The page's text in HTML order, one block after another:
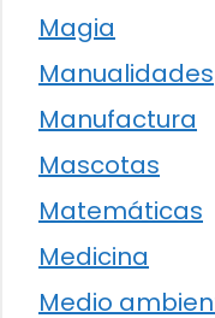
Magia
Manualidades
Manufactura
Mascotas
Matemáticas
Medicina
Medio